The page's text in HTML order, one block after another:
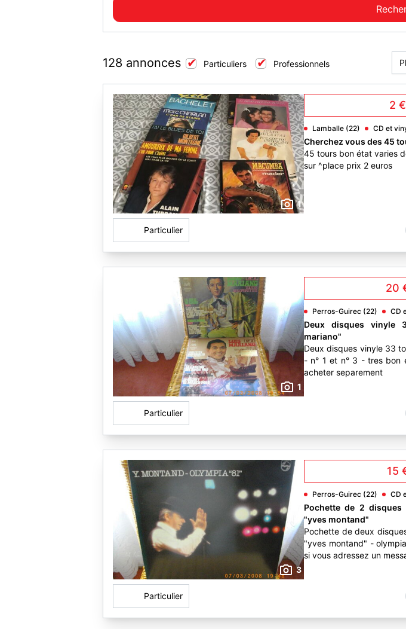
128 annonces Particuliers Professionnels
1
2 €
Lamballe (22) CD et
Cherchez vous des 45
45 tours bon état varies
sur ^place prix 2 euros
Particulier
1
20
Perros-Guirec (22) CD
Deux disques
mariano"
Deux disques vinyle 33
- n° 1 et n° 3 - tres bon
acheter separement
Particulier
3
15
Perros-Guirec (22) CD
Pochette de 2
"yves montand"
Pochette de deux
"yves montand" -
si vous adressez un
Particulier